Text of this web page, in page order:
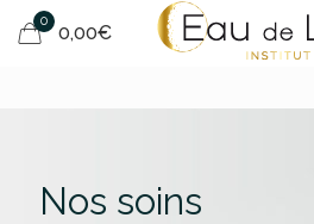
0
0,00€
Nos soins